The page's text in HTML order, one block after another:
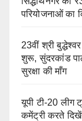
परियोजनाओं का
23वीं श्री
शुरू, सुंदरकांड
सुरक्षा की माँग
यूपी टी-20 लीग
कमेंट्री करते